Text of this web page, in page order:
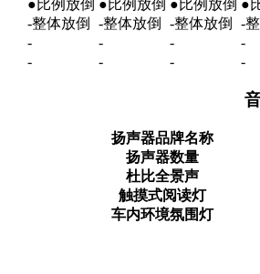
●比例放倒
-整体放倒
●比例放倒
-整体放倒
●比例放倒
-整体放倒
●
-
- - -
-
- - - -
扬声器品牌名称
扬声器数量
杜比全景声
触摸式阅读灯
车内环境氛围灯